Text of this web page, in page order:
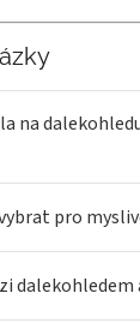
na
pro
dalekohledem